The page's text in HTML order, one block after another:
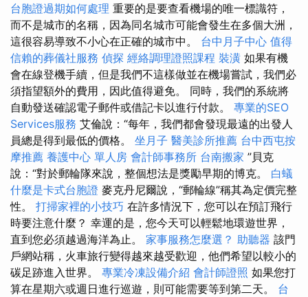
台胞證過期如何處理 重要的是要查看機場的唯一標識符，
而不是城市的名稱，因為同名城市可能會發生在多個大洲，
這很容易導致不小心在正確的城市中。 台中月子中心 值得
信賴的葬儀社服務 偵探 經絡調理證照課程 裝潢 如果有機
會在線登機手續，但是我們不這樣做並在機場嘗試，我們必
須指望額外的費用，因此值得避免。 同時，我們的系統將
自動發送確認電子郵件或借記卡以進行付款。 專業的SEO
Services服務 艾倫說：“每年，我們都會發現最遠的出發人
員總是得到最低的價格。 坐月子 醫美診所推薦 台中西屯按
摩推薦 養護中心 單人房 會計師事務所 台南搬家 ”貝克
說：“對於郵輪隊來說，整個想法是獎勵早期的博克。 白蟻
什麼是卡式台胞證 麥克丹尼爾說，“郵輪線”稱其為定價完整
性。 打掃家裡的小技巧 在許多情況下，您可以在預訂飛行
時要注意什麼？ 幸運的是，您今天可以輕鬆地環遊世界，
直到您必須越過海洋為止。 家事服務怎麼選？ 助聽器 該門
戶網站稱，火車旅行變得越來越受歡迎，他們希望以較小的
碳足跡進入世界。 專業冷凍設備介紹 會計師證照 如果您打
算在星期六或週日進行巡遊，則可能需要等到第二天。 台